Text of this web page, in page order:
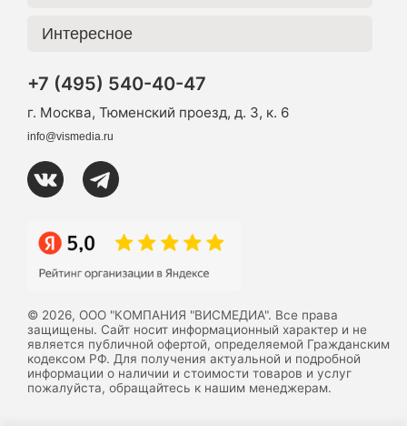
Интересное
+7 (495) 540-40-47
г. Москва, Тюменский проезд, д. 3, к. 6
info@vismedia.ru
© 2026, ООО "КОМПАНИЯ "ВИСМЕДИА". Все права
защищены. Сайт носит информационный характер и не
является публичной офертой, определяемой Гражданским
кодексом РФ. Для получения актуальной и подробной
информации о наличии и стоимости товаров и услуг
пожалуйста, обращайтесь к нашим менеджерам.